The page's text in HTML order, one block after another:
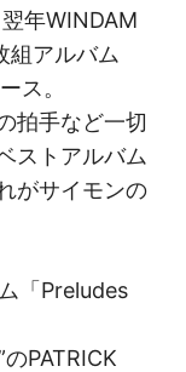
年WINDAM
組アルバム
ス。
拍手など一切
ストアルバム
がサイモンの
「Preludes
PATRICK